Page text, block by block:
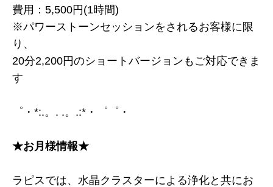
費用：5,500円(1時間)
※パワーストーンセッションをされるお客様に限
り、
20分2,200円のショートバージョンもご対応できま
す
゜・*:.。. .。.:*・゜゜・
★お月様情報★
ラピスでは、水晶クラスターによる浄化と共にお